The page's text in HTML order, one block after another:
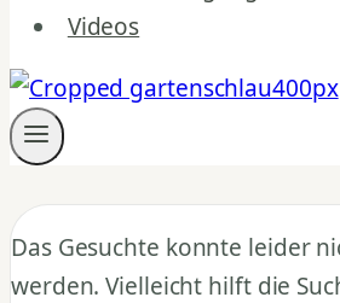
Videos
Das Gesuchte konnte leider
werden. Vielleicht hilft die